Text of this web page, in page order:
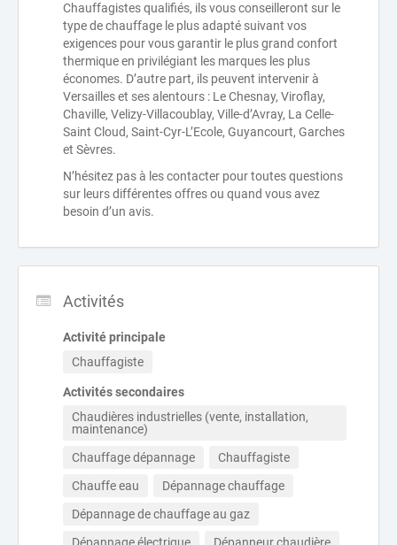
Chauffagistes qualifiés, ils vous conseilleront sur le
type de chauffage le plus adapté suivant vos
exigences pour vous garantir le plus grand confort
thermique en privilégiant les marques les plus
économes. D’autre part, ils peuvent intervenir à
Versailles et ses alentours : Le Chesnay, Viroflay,
Chaville, Velizy-Villacoublay, Ville-d’Avray, La Celle-
Saint Cloud, Saint-Cyr-L’Ecole, Guyancourt, Garches
et Sèvres.
N’hésitez pas à les contacter pour toutes questions
sur leurs différentes offres ou quand vous avez
besoin d’un avis.
Activités
Activité principale
Chauffagiste
Activités secondaires
Chaudières industrielles (vente, installation,
maintenance)
Chauffage dépannage
Chauffagiste
Chauffe eau
Dépannage chauffage
Dépannage de chauffage au gaz